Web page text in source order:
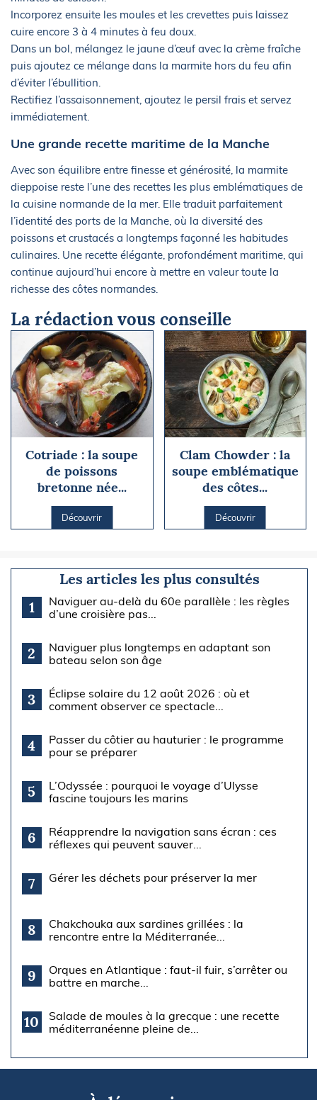
Incorporez ensuite les moules et les crevettes puis laissez
cuire encore 3 à 4 minutes à feu doux.
Dans un bol, mélangez le jaune d’œuf avec la crème fraîche
puis ajoutez ce mélange dans la marmite hors du feu afin
d’éviter l’ébullition.
Rectifiez l’assaisonnement, ajoutez le persil frais et servez
immédiatement.
Une grande recette maritime de la Manche
Avec son équilibre entre finesse et générosité, la marmite
dieppoise reste l’une des recettes les plus emblématiques de
la cuisine normande de la mer. Elle traduit parfaitement
l’identité des ports de la Manche, où la diversité des
poissons et crustacés a longtemps façonné les habitudes
culinaires. Une recette élégante, profondément maritime, qui
continue aujourd’hui encore à mettre en valeur toute la
richesse des côtes normandes.
La rédaction vous conseille
Cotriade : la soupe
de poissons
bretonne née...
Découvrir
Clam Chowder : la
soupe emblématique
des côtes...
Découvrir
Les articles les plus consultés
1
Naviguer au-delà du 60e parallèle : les règles
d’une croisière pas...
2
Naviguer plus longtemps en adaptant son
bateau selon son âge
3
Éclipse solaire du 12 août 2026 : où et
comment observer ce spectacle...
4
Passer du côtier au hauturier : le programme
pour se préparer
5
L’Odyssée : pourquoi le voyage d’Ulysse
fascine toujours les marins
6
Réapprendre la navigation sans écran : ces
réflexes qui peuvent sauver...
7 Gérer les déchets pour préserver la mer
8
Chakchouka aux sardines grillées : la
rencontre entre la Méditerranée...
9
Orques en Atlantique : faut-il fuir, s’arrêter ou
battre en marche...
10
Salade de moules à la grecque : une recette
méditerranéenne pleine de...